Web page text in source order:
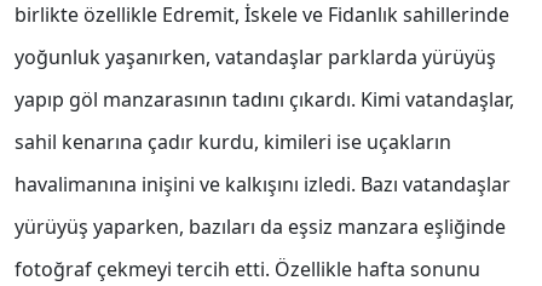
birlikte özellikle Edremit, İskele ve Fidanlık sahillerinde
yoğunluk yaşanırken, vatandaşlar parklarda yürüyüş
yapıp göl manzarasının tadını çıkardı. Kimi vatandaşlar,
sahil kenarına çadır kurdu, kimileri ise uçakların
havalimanına inişini ve kalkışını izledi. Bazı vatandaşlar
yürüyüş yaparken, bazıları da eşsiz manzara eşliğinde
fotoğraf çekmeyi tercih etti. Özellikle hafta sonunu